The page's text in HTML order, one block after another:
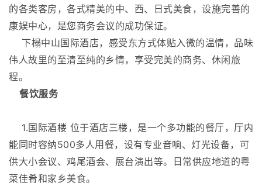
的各类客房，各式精美的中、西、日式美食，设施完善的
康娱中心，是您商务会议的成功保证。
下榻中山国际酒店，感受东方式体贴入微的温情，品味
伟人故里的至清至纯的乡情，享受完美的商务、休闲旅
程。
餐饮服务
1.国际酒楼 位于酒店三楼，是一个多功能的餐厅，厅内
能同时容纳500多人用餐，设有专业音响、灯光设备，可
供大小会议、鸡尾酒会、展台演出等。日常供应地道的粤
菜佳肴和家乡美食。